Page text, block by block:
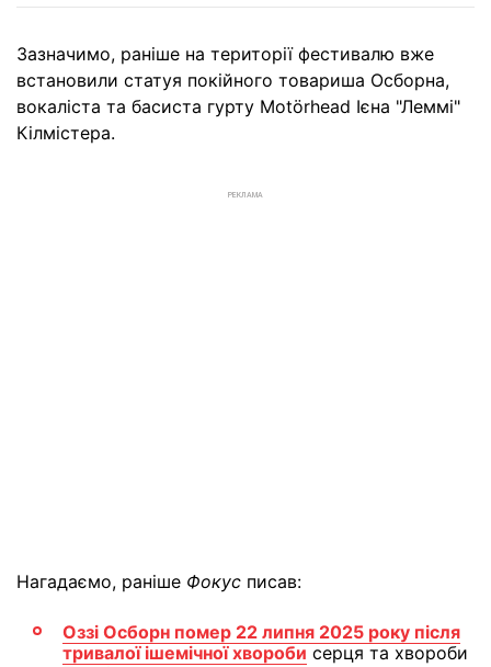
Зазначимо, раніше на території фестивалю вже
встановили статуя покійного товариша Осборна,
вокаліста та басиста гурту Motörhead Ієна "Леммі"
Кілмістера.
РЕКЛАМА
Нагадаємо, раніше Фокус писав:
Оззі Осборн помер 22 липня 2025 року після
тривалої ішемічної хвороби серця та хвороби